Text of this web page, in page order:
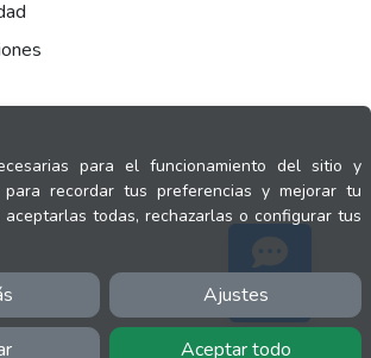
para el funcionamiento del sitio y
para recordar tus preferencias y mejorar tu
aceptarlas todas, rechazarlas o configurar tus
Ajustes
Aceptar todo
Soporte